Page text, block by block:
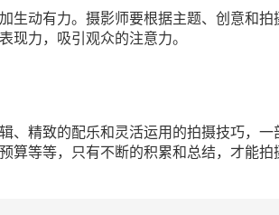
动有力。摄影师要根据主题、创意和
现力，吸引观众的注意力。
精致的配乐和灵活运用的拍摄技巧，一
等等，只有不断的积累和总结，才能拍